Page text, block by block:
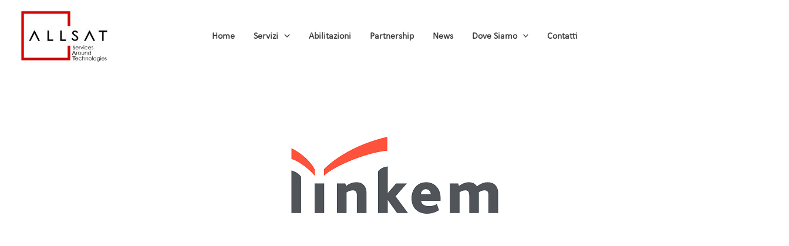
Home Servizi Abilitazioni Partnership News Dove Siamo Contatti